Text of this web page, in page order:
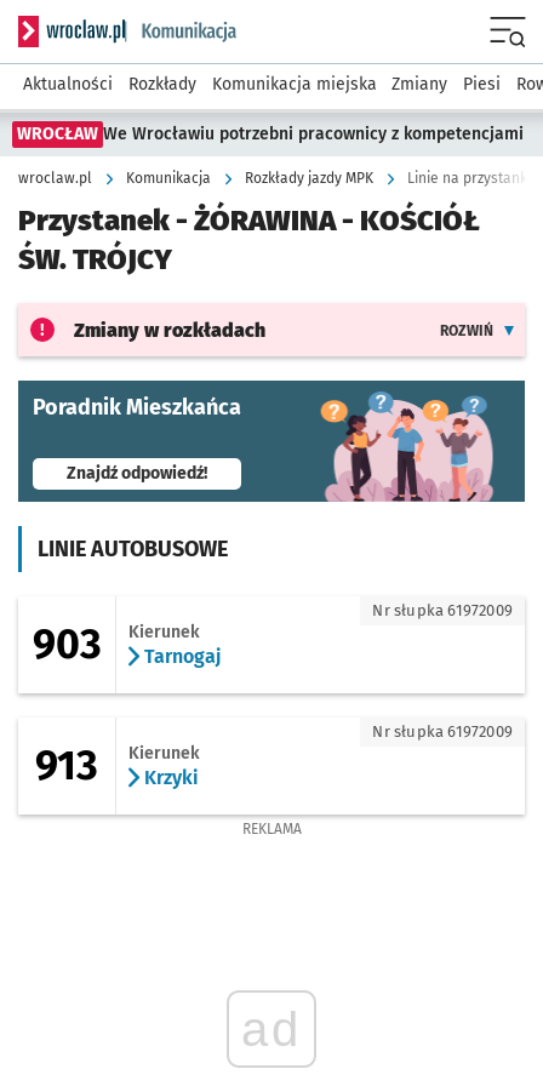
Serwis informacyjny wroclaw.pl podserwis: Komunikacja
Aktualności Rozkłady Komunikacja miejska Zmiany Piesi
WROCŁAW We Wrocławiu potrzebni pracownicy z kompetencjami
wroclaw.pl Komunikacja Rozkłady jazdy MPK Linie na przystanku
Przystanek - ŻÓRAWINA - KOŚCIÓŁ
ŚW. TRÓJCY
Zmiany w rozkładach ROZWIŃ
Poradnik Mieszkańca
Znajdź odpowiedź!- otworzy się w nowej karcie
LINIE AUTOBUSOWE
903 Kierunek
Tarnogaj
Nr słupka 61972009
913 Kierunek
Krzyki
Nr słupka 61972009
REKLAMA
ad